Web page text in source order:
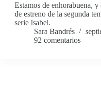
Estamos de enhorabuena,
de estreno de la segunda
serie Isabel.
Sara Bandrés
92 comentarios